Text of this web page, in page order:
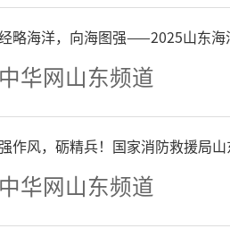
而知。
新冠疫情出
种政策，疫苗
《2022年
略海洋，向海图强——2025山东海
中华网山东频道
作风，砺精兵！国家消防救援
中华网山东频道